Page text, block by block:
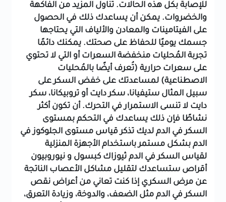
للإصابة بكل هذه الحالات. تناول المزيد من الفاكهة
والخضروات. يمكن أن يساعدك ذلك في الحصول
على الفيتامينات والمعادن والألياف التي يحتاجها
جسمك يوميًا للحفاظ على صحتك. يمكنك دائمًا
تجربة المُحليات منخفضة السعرات أو التي لا تحتوي
على سعرات حرارية (تُعرف أيضًا بالمُحليات
الاصطناعية) لمساعدتك على خفض السكر على
سبيل المثال ستيفيانا، سكر دايت أو تروبيكانا، سكر
دايت لا تنسى الاستمرار في التحرك. أن تكون أكثر
نشاطًا فإن ذلك يساعدك في التحكم بمستوى
السكر في الدم لديك تذكر قياس مستوى الجلوكوز في
الدم بشكل مستمر باستخدام الأجهزة المنزلية
لقياس السكر في الدم ثيوزاك كبسول و نيوروبيون
أقراص ستساعدك لتقليل مشاكل الأعصاب الناتجة
عن مرض السكري إذا كنت تعاني من أعراض نقص
السكر في الدم مثل الضعف، والدوخة، وزيادة التعرق،